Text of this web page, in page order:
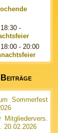
-
- 20:00
Beiträge
Sommerfest
Mitgliedervers.
20.02.2026